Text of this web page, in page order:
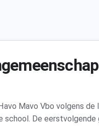
Mavo Vbo volgens de
school. De eerstvolgende